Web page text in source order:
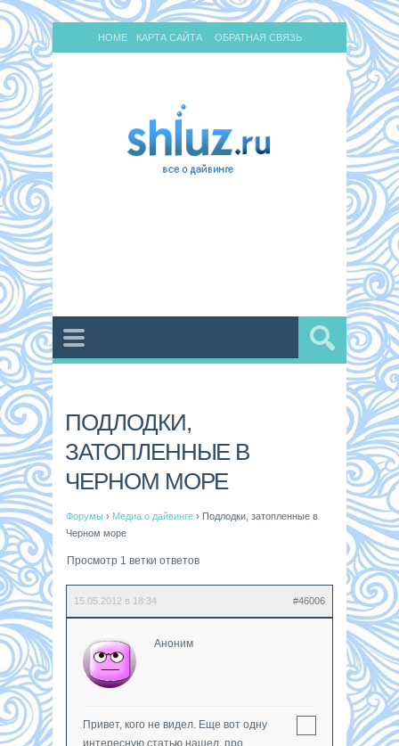
HOME КАРТА САЙТА ОБРАТНАЯ СВЯЗЬ
ПОДЛОДКИ,
ЗАТОПЛЕННЫЕ В
ЧЕРНОМ МОРЕ
Форумы › Медиа о дайвинге › Подлодки, затопленные в
Черном море
Просмотр 1 ветки ответов
15.05.2012 в 18:34 #46006
Аноним
Привет, кого не видел. Еще вот одну
интересную статью нашел, про